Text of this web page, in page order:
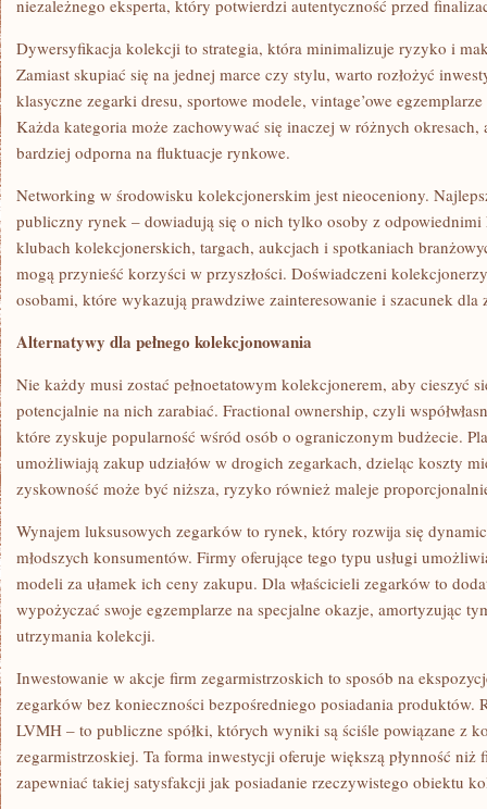
niezależnego eksperta, który potwierdzi autentyczność przed
Dywersyfikacja kolekcji to strategia, która minimalizuje ryzyko i
Zamiast skupiać się na jednej marce czy stylu, warto rozłożyć
klasyczne zegarki dresu, sportowe modele, vintage’owe
Każda kategoria może zachowywać się inaczej w różnych
bardziej odporna na fluktuacje rynkowe.
Networking w środowisku kolekcjonerskim jest nieoceniony.
publiczny rynek – dowiadują się o nich tylko osoby z
klubach kolekcjonerskich, targach, aukcjach i spotkaniach
mogą przynieść korzyści w przyszłości. Doświadczeni
osobami, które wykazują prawdziwe zainteresowanie i szacunek dla
Alternatywy dla pełnego kolekcjonowania
Nie każdy musi zostać pełnoetatowym kolekcjonerem, aby cieszyć
potencjalnie na nich zarabiać. Fractional ownership, czyli
które zyskuje popularność wśród osób o ograniczonym budżecie.
umożliwiają zakup udziałów w drogich zegarkach, dzieląc koszty
zyskowność może być niższa, ryzyko również maleje
Wynajem luksusowych zegarków to rynek, który rozwija się
młodszych konsumentów. Firmy oferujące tego typu usługi
modeli za ułamek ich ceny zakupu. Dla właścicieli zegarków to
wypożyczać swoje egzemplarze na specjalne okazje, amortyzując
utrzymania kolekcji.
Inwestowanie w akcje firm zegarmistrzoskich to sposób na
zegarków bez konieczności bezpośredniego posiadania produktów.
LVMH – to publiczne spółki, których wyniki są ściśle powiązane z
zegarmistrzoskiej. Ta forma inwestycji oferuje większą płynność niż
zapewniać takiej satysfakcji jak posiadanie rzeczywistego obiektu